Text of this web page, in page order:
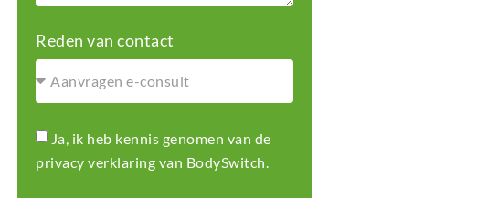
Reden van contact
Ja, ik heb kennis genomen van de
privacy verklaring van BodySwitch.